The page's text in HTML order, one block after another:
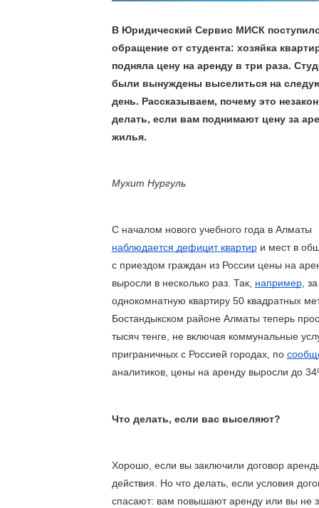
В Юридический Сервис МИСК
обращение от студента: хозяйка
подняла цену на аренду в три раза.
были вынуждены выселиться на
день. Рассказываем, почему это
делать, если вам поднимают цену за
жилья.
Мухит Нургуль
наблюдается дефицит квартир и мест в
с приездом граждан из России цены на
выросли в несколько раз. Так, например, за
однокомнатную квартиру 50 квадратных
Бостандыкском районе Алматы теперь
тысяч тенге, не включая коммунальные
приграничных с Россией городах, по
аналитиков, цены на аренду выросли до
Что делать, если вас выселяют?
Хорошо, если вы заключили договор
действия. Но что делать, если условия
спасают: вам повышают аренду или вы не